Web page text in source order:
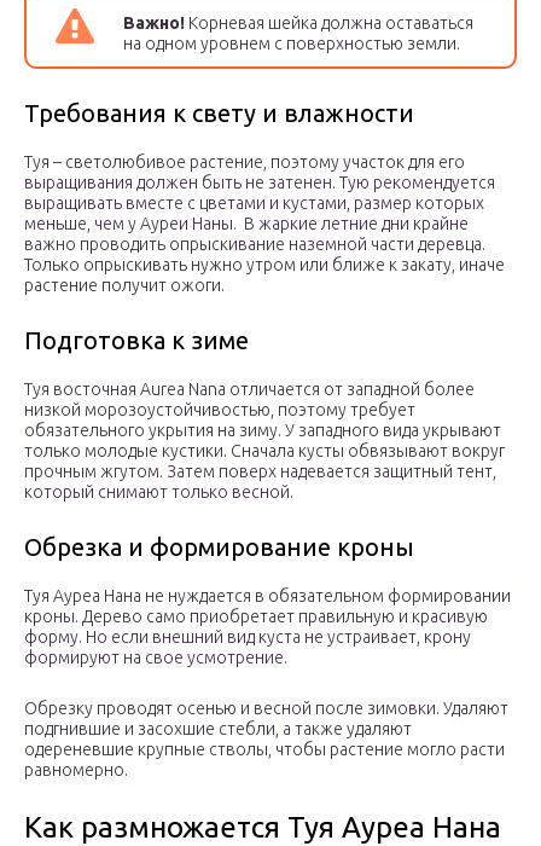
Важно! Корневая шейка должна оставаться
на одном уровнем с поверхностью земли.
Требования к свету и влажности
Туя – светолюбивое растение, поэтому участок для его
выращивания должен быть не затенен. Тую рекомендуется
выращивать вместе с цветами и кустами, размер которых
меньше, чем у Ауреи Наны. В жаркие летние дни крайне
важно проводить опрыскивание наземной части деревца.
Только опрыскивать нужно утром или ближе к закату, иначе
растение получит ожоги.
Подготовка к зиме
Туя восточная Aurea Nana отличается от западной более
низкой морозоустойчивостью, поэтому требует
обязательного укрытия на зиму. У западного вида укрывают
только молодые кустики. Сначала кусты обвязывают вокруг
прочным жгутом. Затем поверх надевается защитный тент,
который снимают только весной.
Обрезка и формирование кроны
Туя Ауреа Нана не нуждается в обязательном формировании
кроны. Дерево само приобретает правильную и красивую
форму. Но если внешний вид куста не устраивает, крону
формируют на свое усмотрение.
Обрезку проводят осенью и весной после зимовки. Удаляют
подгнившие и засохшие стебли, а также удаляют
одереневшие крупные стволы, чтобы растение могло расти
равномерно.
Как размножается Туя Ауреа Нана